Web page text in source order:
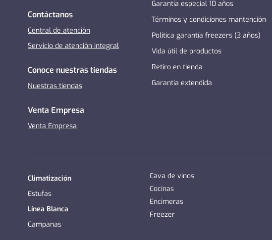
Contáctanos
Central de atención
Servicio de atención integral
Conoce nuestras tiendas
Nuestras tiendas
Venta Empresa
Venta Empresa
Garantía especial 10 años
Términos y condiciones mantención
Política garantía freezers (3 años)
Vida útil de productos
Retiro en tienda
Garantía extendida
Climatización
Estufas
Línea Blanca
Campanas
Cava de vinos
Cocinas
Encimeras
Freezer